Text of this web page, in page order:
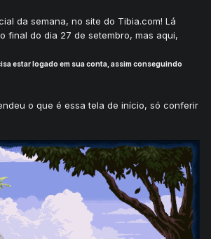
da semana, no site do Tibia.com! Lá
final do dia 27 de setembro, mas aqui,
estar logado em sua conta, assim conseguindo
o que é essa tela de início, só conferir